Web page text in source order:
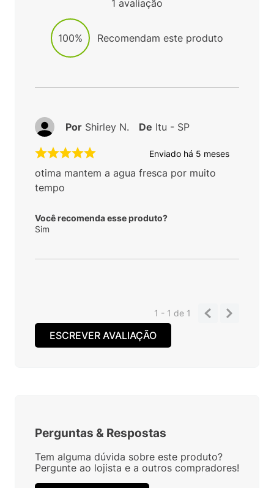
1 avaliação
100% Recomendam este produto
Enviado há 5 meses
otima mantem a agua fresca por muito
tempo
Você recomenda esse produto?
Sim
Por Shirley N. De Itu - SP
1 - 1de 1
ESCREVER AVALIAÇÃO
Perguntas & Respostas
Tem alguma dúvida sobre este produto?
Pergunte ao lojista e a outros compradores!